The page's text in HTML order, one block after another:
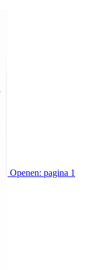
Openen: pagina 1